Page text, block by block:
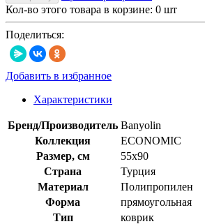
Кол-во этого товара в корзине: 0 шт
Поделиться:
Добавить в избранное
Характеристики
Бренд/Производитель Banyolin
Коллекция
ECONOMIC
Размер, см
55x90
Страна
Турция
Материал
Полипропилен
Форма
прямоугольная
Тип
коврик